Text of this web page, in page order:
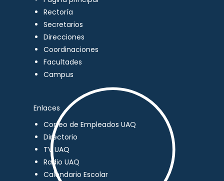
Rectoría
Secretarios
Direcciones
Coordinaciones
Facultades
Campus
Enlaces
Correo de Empleados UAQ
Directorio
TV UAQ
Radio UAQ
Calendario Escolar